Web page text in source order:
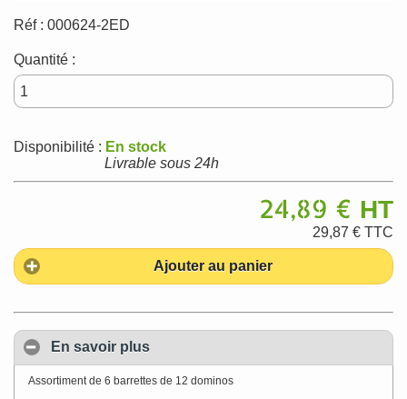
Réf : 000624-2ED
Quantité :
Disponibilité : En stock
Livrable sous 24h
24,89 € HT
29,87 € TTC
Ajouter au panier
En savoir plus
Assortiment de 6 barrettes de 12 dominos